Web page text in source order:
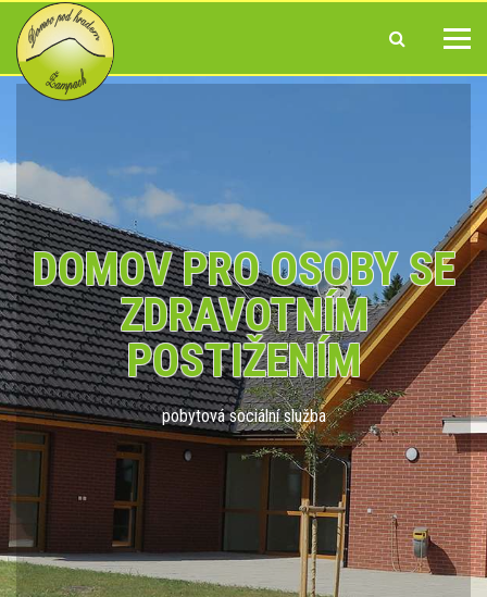
DOMOV PRO OSOBY SE
ZDRAVOTNÍM
POSTIŽENÍM
pobytová sociální služba